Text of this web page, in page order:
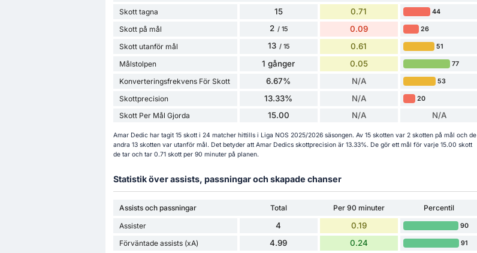
Skott tagna
15 0.71 44
Skott på mål 2 / 15 0.09 26
Skott utanför mål 13 / 15 0.61 51
Målstolpen 1 gånger 0.05 77
Konverteringsfrekvens För Skott 6.67% N/A 53
Skottprecision 13.33% N/A 20
Skott Per Mål Gjorda 15.00 N/A N/A
Amar Dedic har tagit 15 skott i 24 matcher hittills i Liga NOS 2025/2026 säsongen. Av 15 skotten var 2 skotten på mål och de
andra 13 skotten var utanför mål. Det betyder att Amar Dedics skottprecision är 13.33%. De gör ett mål för varje 15.00 skott
de tar och tar 0.71 skott per 90 minuter på planen.
Statistik över assists, passningar och skapade chanser
Assists och passningar Total Per 90 minuter
Percentil
Assister
4 0.19 90
Förväntade assists (xA) 4.99 0.24 91